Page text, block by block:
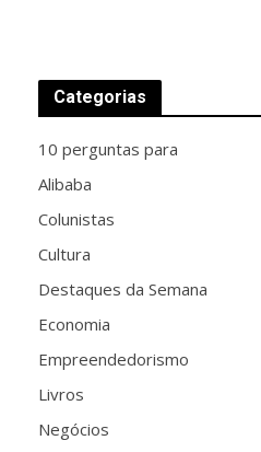
Categorias
10 perguntas para
Alibaba
Colunistas
Cultura
Destaques da Semana
Economia
Empreendedorismo
Livros
Negócios